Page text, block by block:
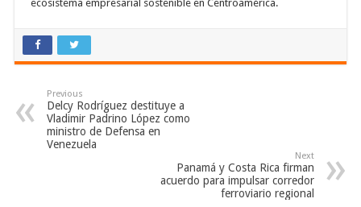
ecosistema empresarial sostenible en Centroamérica.
Previous
Delcy Rodríguez destituye a
Vladimir Padrino López como
ministro de Defensa en
Venezuela
Next
Panamá y Costa Rica firman
acuerdo para impulsar corredor
ferroviario regional